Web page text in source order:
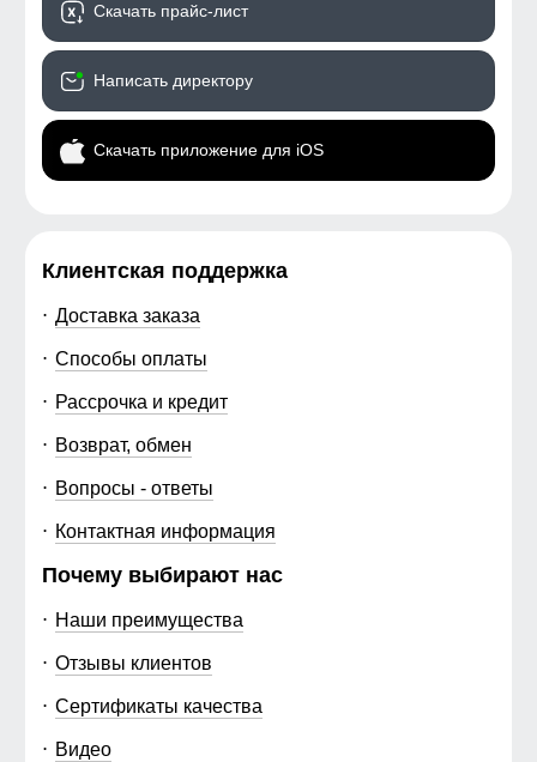
Скачать прайс-лист
Написать директору
Скачать приложение для iOS
Клиентская поддержка
Доставка заказа
Способы оплаты
Рассрочка и кредит
Возврат, обмен
Вопросы - ответы
Контактная информация
Почему выбирают нас
Наши преимущества
Отзывы клиентов
Сертификаты качества
Видео